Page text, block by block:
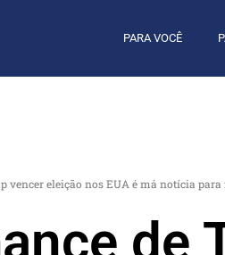
PARA VOCÊ
vencer eleição nos EUA é má notícia para
de